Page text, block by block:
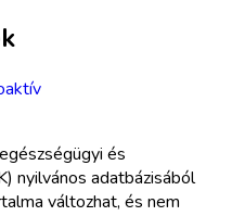
és
nyilvános adatbázisából
változhat, és nem